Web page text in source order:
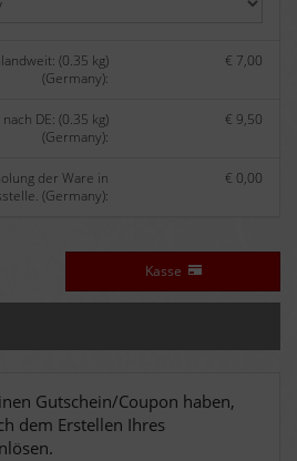
(0.35 kg)
(Germany):
€ 7,00
DE: (0.35 kg)
(Germany):
€ 9,50
der Ware in
(Germany):
€ 0,00
Kasse
Gutschein/Coupon haben,
dem Erstellen Ihres